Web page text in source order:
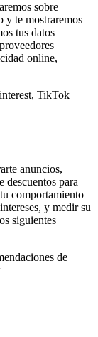
sobre
y te mostraremos
tus datos
online,
TikTok
anuncios,
descuentos para
comportamiento
y medir su
siguientes
de